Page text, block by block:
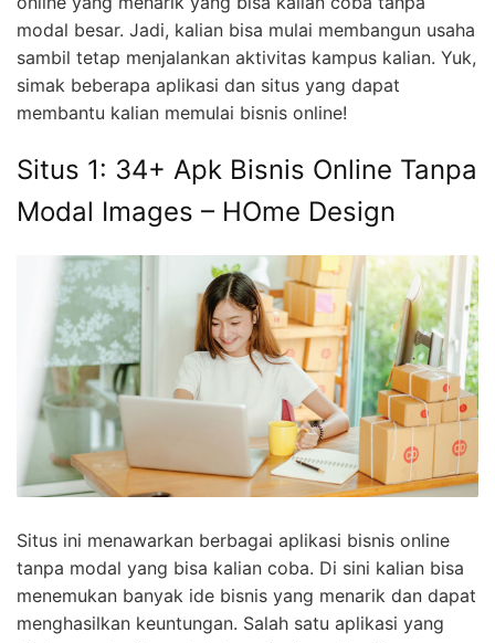
modal besar. Jadi, kalian bisa mulai membangun usaha
sambil tetap menjalankan aktivitas kampus kalian. Yuk,
simak beberapa aplikasi dan situs yang dapat
membantu kalian memulai bisnis online!
Situs 1: 34+ Apk Bisnis Online Tanpa
Modal Images – HOme Design
Situs ini menawarkan berbagai aplikasi bisnis online
tanpa modal yang bisa kalian coba. Di sini kalian bisa
menemukan banyak ide bisnis yang menarik dan dapat
menghasilkan keuntungan. Salah satu aplikasi yang